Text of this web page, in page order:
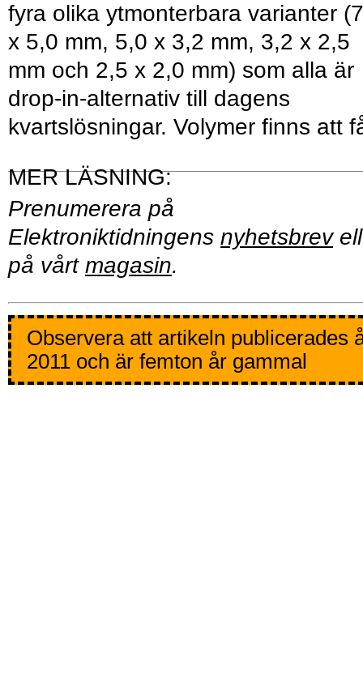
fyra olika ytmonterbara varianter
x 5,0 mm, 5,0 x 3,2 mm, 3,2 x 2,5
mm och 2,5 x 2,0 mm) som alla är
drop-in-alternativ till dagens
kvartslösningar. Volymer finns att
Prenumerera på
Elektroniktidningens nyhetsbrev
på vårt magasin.
Observera att artikeln publicerades
2011 och är femton år gammal